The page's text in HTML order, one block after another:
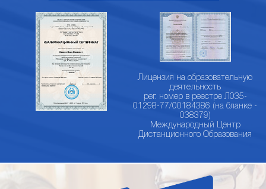
Лицензия на образовательную
деятельность
рег. номер в реестре Л035-
01298-77/00184386 (на бланке -
038379)
Международный Центр
Дистанционного Образования